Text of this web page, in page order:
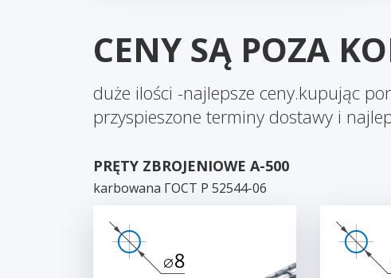
CENY SĄ POZA
duże ilości -najlepsze ceny.kupując
przyspieszone terminy dostawy i
PRĘTY ZBROJENIOWE A-500
karbowana ГОСТ Р 52544-06